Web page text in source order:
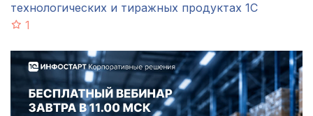
технологических и тиражных продуктах 1С
1